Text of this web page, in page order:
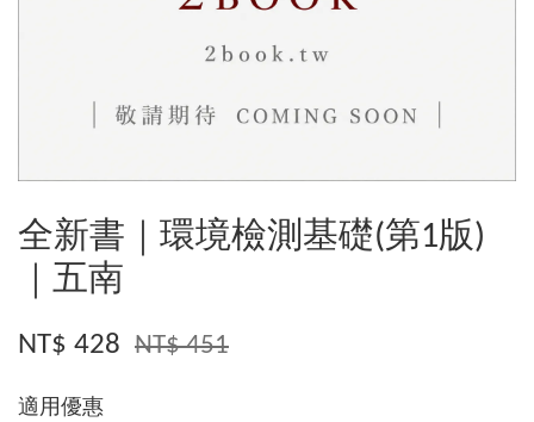
全新書｜環境檢測基礎(第1版)
｜五南
NT$ 428 NT$ 451
適用優惠